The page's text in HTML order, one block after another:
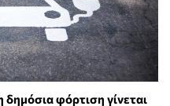
φόρτιση γίνεται